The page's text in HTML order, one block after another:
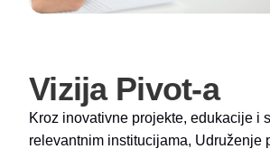
Vizija Pivot-a
Kroz inovativne projekte, edukacije i
relevantnim institucijama, Udruženje